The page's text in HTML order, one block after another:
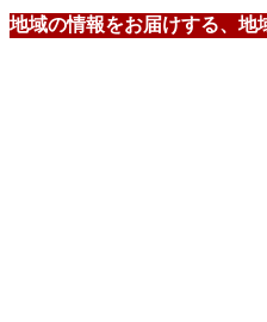
地域の情報をお届けする、地